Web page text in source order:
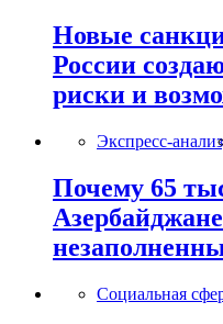
Новые
России
риски и
Экспресс-
Почему 65
Социальная